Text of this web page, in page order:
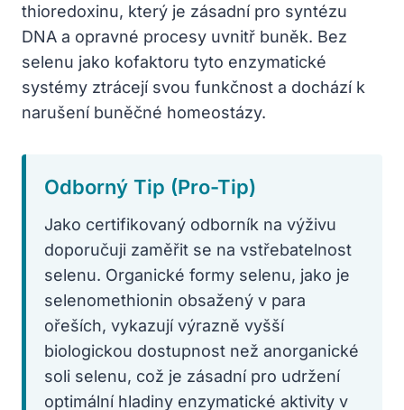
thioredoxinu, který je zásadní pro syntézu
DNA a opravné procesy uvnitř buněk. Bez
selenu jako kofaktoru tyto enzymatické
systémy ztrácejí svou funkčnost a dochází k
narušení buněčné homeostázy.
Odborný Tip (Pro-Tip)
Jako certifikovaný odborník na výživu
doporučuji zaměřit se na vstřebatelnost
selenu. Organické formy selenu, jako je
selenomethionin obsažený v para
ořeších, vykazují výrazně vyšší
biologickou dostupnost než anorganické
soli selenu, což je zásadní pro udržení
optimální hladiny enzymatické aktivity v